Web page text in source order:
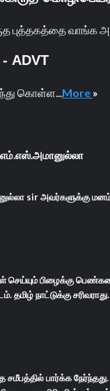
புத்தகத்தை வாங்க
ADVT
கொள்ள... More »
எம்.எஸ்.அமானுல்லா
sir அவர்களுக்கு மனம்
பிழைக்கு
தமிழ் நாட்டுக்கு
சமீபத்தில் பார்க்க